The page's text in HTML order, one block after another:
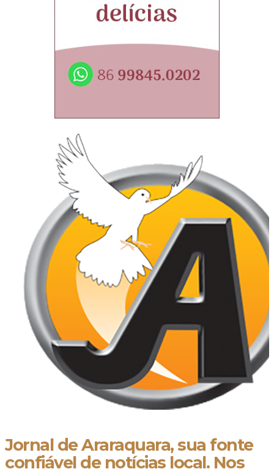
Jornal de Araraquara, sua fonte
confiável de notícias local. Nos